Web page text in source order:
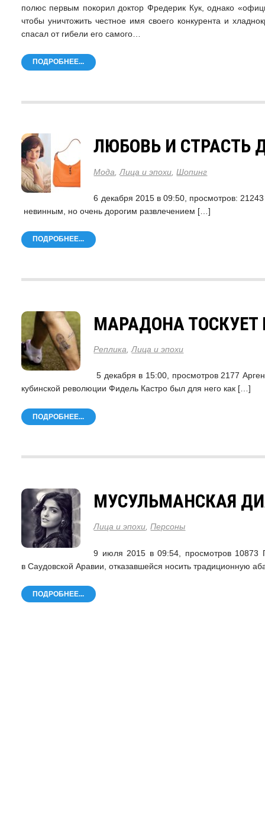
полюс первым покорил доктор Фредерик Кук, однако
чтобы уничтожить честное имя своего конкурента и
спасал от гибели его самого…
ПОДРОБНЕЕ...
ЛЮБОВЬ И СТРАСТЬ
Мода ,Лица и эпохи ,Шопинг
6 декабря 2015 в 09:50, просмотров:
невинным, но очень дорогим развлечением […]
ПОДРОБНЕЕ...
МАРАДОНА
Реплика ,Лица и эпохи
5 декабря в 15:00, просмотров 2177
кубинской революции Фидель Кастро был для него как […]
ПОДРОБНЕЕ...
МУСУЛЬМАНСКАЯ
Лица и эпохи ,Персоны
9 июля 2015 в 09:54, просмотров 10873
в Саудовской Аравии, отказавшейся носить традиционную
ПОДРОБНЕЕ...